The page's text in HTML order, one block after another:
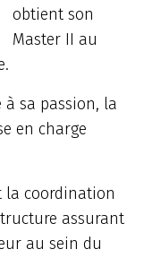
obtient son
Master II au
à sa passion, la
en charge
la coordination
assurant
au sein du